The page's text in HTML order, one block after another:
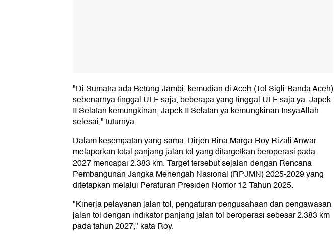
"Di Sumatra ada Betung-Jambi, kemudian di Aceh (Tol Sigli-Banda Aceh)
sebenarnya tinggal ULF saja, beberapa yang tinggal ULF saja ya. Japek
II Selatan kemungkinan, Japek II Selatan ya kemungkinan InsyaAllah
selesai," tuturnya.
Dalam kesempatan yang sama, Dirjen Bina Marga Roy Rizali Anwar
melaporkan total panjang jalan tol yang ditargetkan beroperasi pada
2027 mencapai 2.383 km. Target tersebut sejalan dengan Rencana
Pembangunan Jangka Menengah Nasional (RPJMN) 2025-2029 yang
ditetapkan melalui Peraturan Presiden Nomor 12 Tahun 2025.
"Kinerja pelayanan jalan tol, pengaturan pengusahaan dan pengawasan
jalan tol dengan indikator panjang jalan tol beroperasi sebesar 2.383 km
pada tahun 2027," kata Roy.